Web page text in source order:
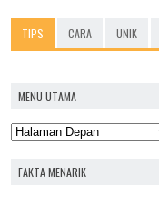
TIPS CARA UNIK
MENU UTAMA
FAKTA MENARIK